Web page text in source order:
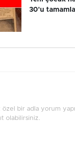
30'u
özel bir adla yorum
olabilirsiniz.